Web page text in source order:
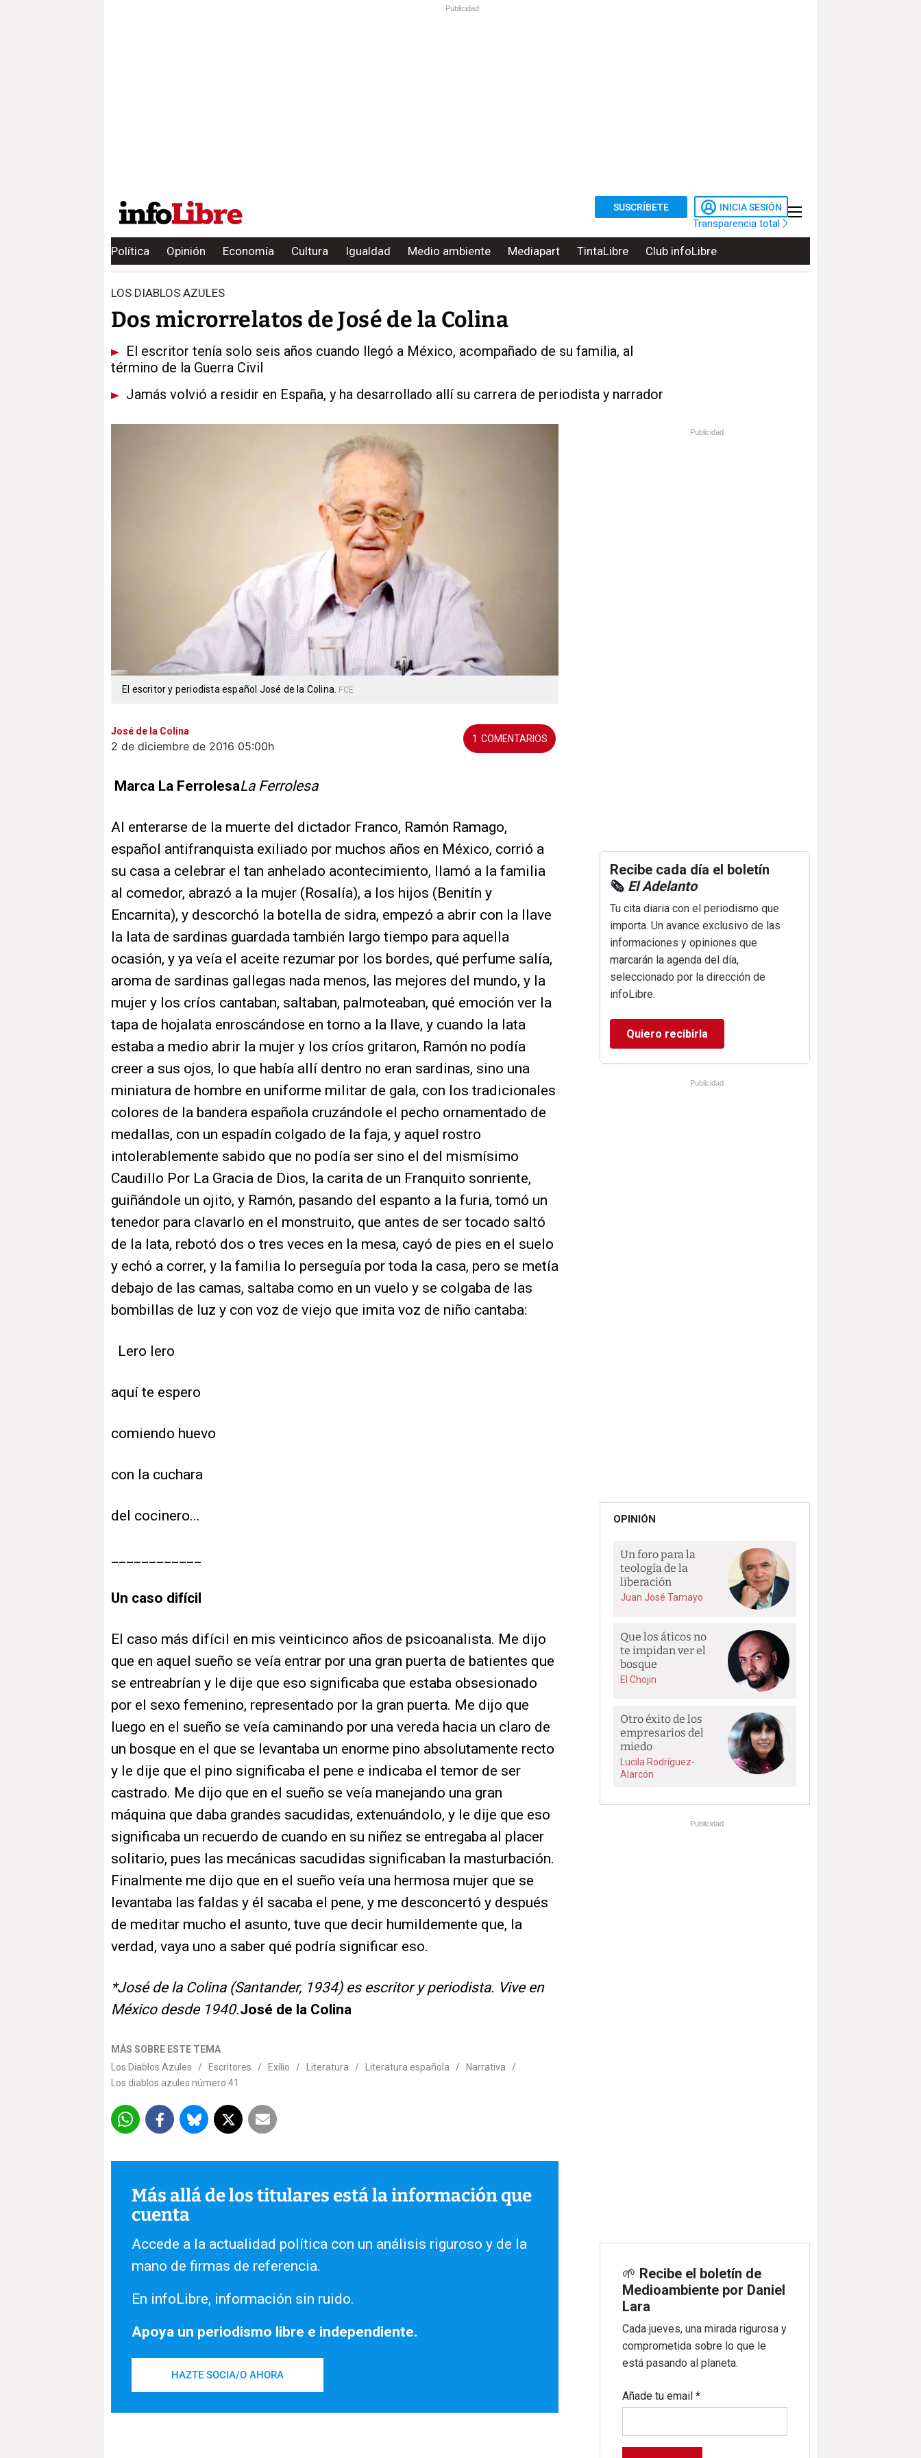
Publicidad
SUSCRÍBETE INICIA SESIÓN
Transparencia total
Política Opinión Economía Cultura Igualdad Medio ambiente Mediapart TintaLibre Club infoLibre
LOS DIABLOS AZULES
Dos microrrelatos de José de la Colina
El escritor tenía solo seis años cuando llegó a México, acompañado de su familia, al
término de la Guerra Civil
Jamás volvió a residir en España, y ha desarrollado allí su carrera de periodista y narrador
El escritor y periodista español José de la Colina. FCE
José de la Colina
2 de diciembre de 2016 05:00h
1
Marca La FerrolesaLa Ferrolesa
Al enterarse de la muerte del dictador Franco, Ramón Ramago,
español antifranquista exiliado por muchos años en México, corrió a
su casa a celebrar el tan anhelado acontecimiento, llamó a la familia
al comedor, abrazó a la mujer (Rosalía), a los hijos (Benitín y
Encarnita), y descorchó la botella de sidra, empezó a abrir con la llave
la lata de sardinas guardada también largo tiempo para aquella
ocasión, y ya veía el aceite rezumar por los bordes, qué perfume salía,
aroma de sardinas gallegas nada menos, las mejores del mundo, y la
mujer y los críos cantaban, saltaban, palmoteaban, qué emoción ver la
tapa de hojalata enroscándose en torno a la llave, y cuando la lata
estaba a medio abrir la mujer y los críos gritaron, Ramón no podía
creer a sus ojos, lo que había allí dentro no eran sardinas, sino una
miniatura de hombre en uniforme militar de gala, con los tradicionales
colores de la bandera española cruzándole el pecho ornamentado de
medallas, con un espadín colgado de la faja, y aquel rostro
intolerablemente sabido que no podía ser sino el del mismísimo
Caudillo Por La Gracia de Dios, la carita de un Franquito sonriente,
guiñándole un ojito, y Ramón, pasando del espanto a la furia, tomó un
tenedor para clavarlo en el monstruito, que antes de ser tocado saltó
de la lata, rebotó dos o tres veces en la mesa, cayó de pies en el suelo
y echó a correr, y la familia lo perseguía por toda la casa, pero se metía
debajo de las camas, saltaba como en un vuelo y se colgaba de las
bombillas de luz y con voz de viejo que imita voz de niño cantaba:
Lero lero
aquí te espero
comiendo huevo
con la cuchara
del cocinero...
Un caso difícil
El caso más difícil en mis veinticinco años de psicoanalista. Me dijo
que en aquel sueño se veía entrar por una gran puerta de batientes que
se entreabrían y le dije que eso significaba que estaba obsesionado
por el sexo femenino, representado por la gran puerta. Me dijo que
luego en el sueño se veía caminando por una vereda hacia un claro de
un bosque en el que se levantaba un enorme pino absolutamente recto
y le dije que el pino significaba el pene e indicaba el temor de ser
castrado. Me dijo que en el sueño se veía manejando una gran
máquina que daba grandes sacudidas, extenuándolo, y le dije que eso
significaba un recuerdo de cuando en su niñez se entregaba al placer
solitario, pues las mecánicas sacudidas significaban la masturbación.
Finalmente me dijo que en el sueño veía una hermosa mujer que se
levantaba las faldas y él sacaba el pene, y me desconcertó y después
de meditar mucho el asunto, tuve que decir humildemente que, la
verdad, vaya uno a saber qué podría significar eso.
*José de la Colina (Santander, 1934) es escritor y periodista. Vive en
México desde 1940.José de la Colina
MÁS SOBRE ESTE TEMA
Los Diablos Azules
/ Escritores / Exilio / Literatura / Literatura española / Narrativa
/
Los diablos azules número 41
Más allá de los titulares está la información que
cuenta
Accede a la actualidad política con un análisis riguroso y de la
mano de firmas de referencia.
En infoLibre, información sin ruido.
Apoya un periodismo libre e independiente.
HAZTE SOCIA/O AHORA
Publicidad
Recibe cada día el boletín
🗞️ El Adelanto
Tu cita diaria con el periodismo que
importa. Un avance exclusivo de las
informaciones y opiniones que
marcarán la agenda del día,
seleccionado por la dirección de
infoLibre.
Quiero recibirla
Publicidad
OPINIÓN
Un foro para la
teología de la
liberación
Juan José Tamayo
Que los áticos no
te impidan ver el
bosque
El Chojin
Otro éxito de los
empresarios del
miedo
Lucila Rodríguez-
Alarcón
Publicidad
🌱 Recibe el boletín de
Medioambiente por Daniel
Lara
Cada jueves, una mirada rigurosa y
comprometida sobre lo que le
está pasando al planeta.
Añade tu email*